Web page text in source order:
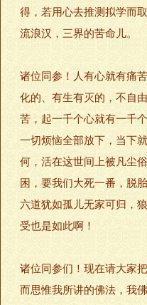
得，若用心去推测拟学而
流浪汉，三界的苦命儿。
诸位同参！人有心就有痛
化的、有生有灭的，不自
苦，起一千个心就有一千
一切烦恼全部放下，当下
何，活在这世间上被凡尘
困，要我们大死一番，脱
六道犹如孤儿无家可归，
受也是如此啊！
诸位同参们！现在请大家
而思惟我所讲的佛法，我